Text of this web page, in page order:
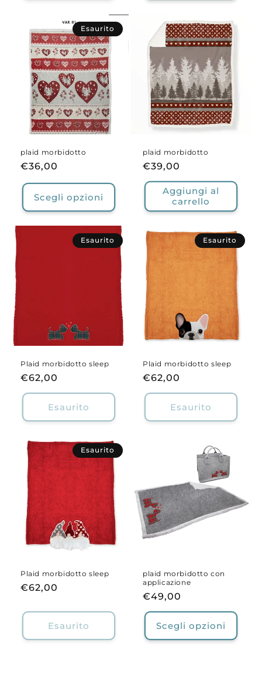
Esaurito
plaid morbidotto
Prezzo
di
listino
€36,00
Scegli opzioni
plaid morbidotto
Prezzo
di
listino
€39,00
Aggiungi al
carrello
Esaurito
Plaid morbidotto sleep
Prezzo
di
listino
€62,00
Esaurito
Esaurito
Plaid morbidotto sleep
Prezzo
di
listino
€62,00
Esaurito
Esaurito
Plaid morbidotto sleep
Prezzo
listino
€62,00
Esaurito
plaid morbidotto con
applicazione
Prezzo
di
listino
€49,00
Scegli opzioni